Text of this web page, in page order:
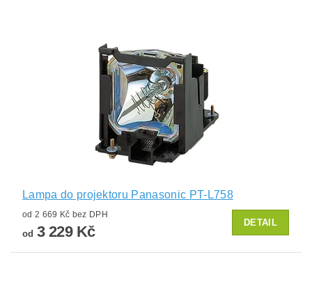
Lampa do projektoru Panasonic PT-L758
od 2 669 Kč bez DPH
od 3 229 Kč
DETAIL